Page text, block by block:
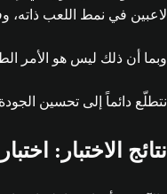
لاعبين في نمط اللعب ذاته،
وبما أن ذلك ليس هو الأمر
نتطلّع دائماً إلى تحسين
نتائج الاختبار: